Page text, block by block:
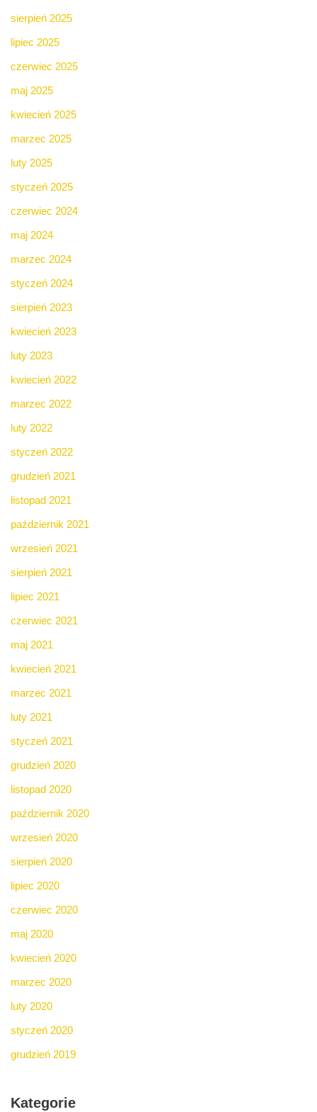
sierpień 2025
lipiec 2025
czerwiec 2025
maj 2025
kwiecień 2025
marzec 2025
luty 2025
styczeń 2025
czerwiec 2024
maj 2024
marzec 2024
styczeń 2024
sierpień 2023
kwiecień 2023
luty 2023
kwiecień 2022
marzec 2022
luty 2022
styczeń 2022
grudzień 2021
listopad 2021
październik 2021
wrzesień 2021
sierpień 2021
lipiec 2021
czerwiec 2021
maj 2021
kwiecień 2021
marzec 2021
luty 2021
styczeń 2021
grudzień 2020
listopad 2020
październik 2020
wrzesień 2020
sierpień 2020
lipiec 2020
czerwiec 2020
maj 2020
kwiecień 2020
marzec 2020
luty 2020
styczeń 2020
grudzień 2019
Kategorie